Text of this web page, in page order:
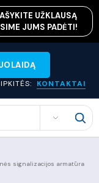
UŽKLAUSĄ
JUMS PADĖTI!
KONTAKTAI
SEARCH
signalizacijos armatūra